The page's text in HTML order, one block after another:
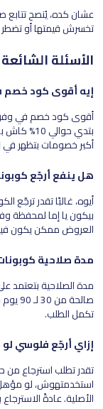
عشان كده، يُنصح
تخسرش قيمتها أو تضطر
الأسئلة
إيه أقوى كود خصم
بتدي
أكبر خصومات بتظهر في
هل ينفع أرجّع
أيوه، غالبًا تقدر ترجّع
بيكون يا إما لمحفظة
العروض ممكن يكون
مدة صلاحية
مدة الصلاحية بتعتمد
تكمل الطلب.
إزاي أرجّع فلوسي
تقدر تطلب استرجاع من
استخدمتهوش، لو
الأصلية. عادةً الاسترجاع بياخد من 3 لـ 7 أيام